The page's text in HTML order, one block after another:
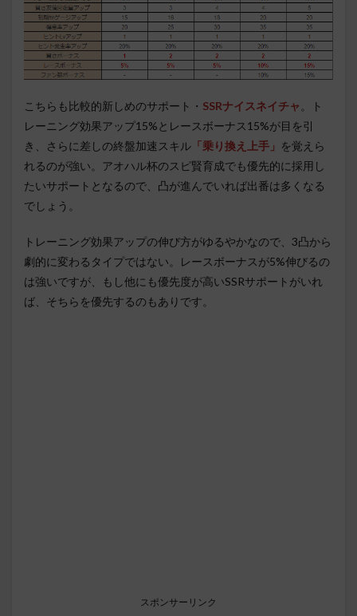
こちらも比較的新しめのサポート・ SSRナイスネイチャ 。ト
レーニング効果アップ15%とレースボーナス15%が目を引
き、さらに差しの終盤加速スキル 「乗り換え上手」 を覚えら
れるのが強い。アオハル杯のスピ賢育成でも優先的に採用し
たいサポートとなるので、凸が進んでいれば出番は多くなる
でしょう。
トレーニング効果アップの伸び方がゆるやかなので、3凸から
劇的に変わるタイプではない。レースボーナスが5%伸びるの
は強いですが、もし他にも優先度が高いSSRサポートがいれ
ば、そちらを優先するのもありです。
スポンサーリンク